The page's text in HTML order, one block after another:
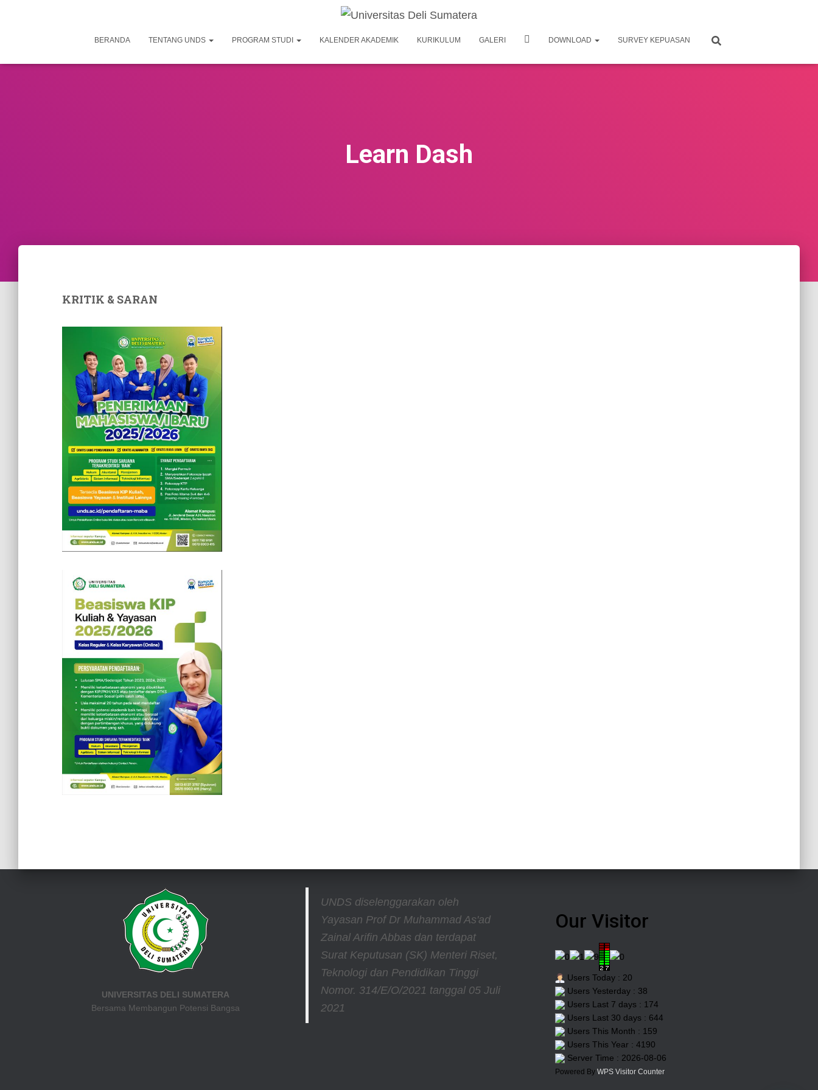
BERANDA TENTANG UNDS PROGRAM STUDI KALENDER AKADEMIK KURIKULUM GALERI DOWNLOAD SURVEY KEPUASAN
Learn Dash
KRITIK & SARAN
UNIVERSITAS DELI SUMATERA
Bersama Membangun Potensi Bangsa
UNDS diselenggarakan oleh
Yayasan Prof Dr Muhammad As'ad
Zainal Arifin Abbas dan terdapat
Surat Keputusan (SK) Menteri Riset,
Teknologi dan Pendidikan Tinggi
Nomor. 314/E/O/2021 tanggal 05 Juli
2021
Our Visitor
Users Today : 20
Users Yesterday : 38
Users Last 7 days : 174
Users Last 30 days : 644
Users This Month : 159
Users This Year : 4190
Server Time : 2026-08-06
Powered By WPS Visitor Counter